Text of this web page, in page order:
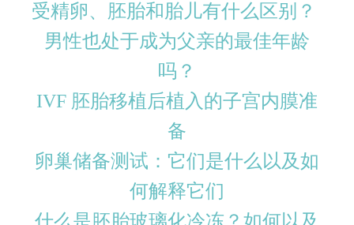
受精卵、胚胎和胎儿有什么区别？
男性也处于成为父亲的最佳年龄
吗？
IVF 胚胎移植后植入的子宫内膜准
备
卵巢储备测试：它们是什么以及如
何解释它们